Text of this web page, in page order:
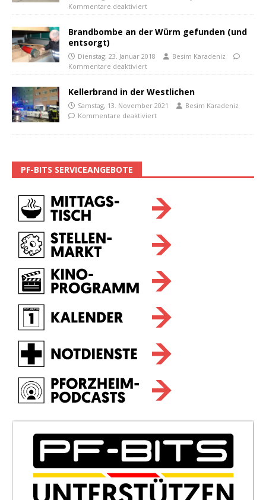
Kommentare deaktiviert
Brandbombe an der Würm gefunden (und
entsorgt)
Dienstag, 23. Januar 2018
Besim Karadeniz
Kommentare deaktiviert
Kellerbrand in der Westlichen
Samstag, 13. November 2021
Besim Karadeniz
Kommentare deaktiviert
PF-BITS SERVICEANGEBOTE